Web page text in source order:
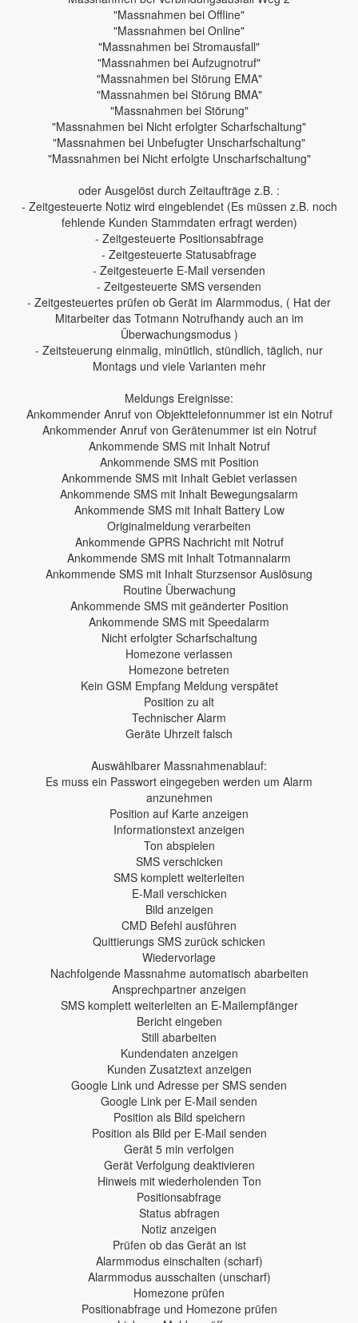
"Massnahmen bei Offline"
"Massnahmen bei Online"
"Massnahmen bei Stromausfall"
"Massnahmen bei Aufzugnotruf"
"Massnahmen bei Störung EMA"
"Massnahmen bei Störung BMA"
"Massnahmen bei Störung"
"Massnahmen bei Nicht erfolgter Scharfschaltung"
"Massnahmen bei Unbefugter Unscharfschaltung"
"Massnahmen bei Nicht erfolgte Unscharfschaltung"
oder Ausgelöst durch Zeitaufträge z.B. :
- Zeitgesteuerte Notiz wird eingeblendet (Es müssen z.B. noch
fehlende Kunden Stammdaten erfragt werden)
- Zeitgesteuerte Positionsabfrage
- Zeitgesteuerte Statusabfrage
- Zeitgesteuerte E-Mail versenden
- Zeitgesteuerte SMS versenden
- Zeitgesteuertes prüfen ob Gerät im Alarmmodus, ( Hat der
Mitarbeiter das Totmann Notrufhandy auch an im
Überwachungsmodus )
- Zeitsteuerung einmalig, minütlich, stündlich, täglich, nur
Montags und viele Varianten mehr
Meldungs Ereignisse:
Ankommender Anruf von Objekttelefonnummer ist ein Notruf
Ankommender Anruf von Gerätenummer ist ein Notruf
Ankommende SMS mit Inhalt Notruf
Ankommende SMS mit Position
Ankommende SMS mit Inhalt Gebiet verlassen
Ankommende SMS mit Inhalt Bewegungsalarm
Ankommende SMS mit Inhalt Battery Low
Originalmeldung verarbeiten
Ankommende GPRS Nachricht mit Notruf
Ankommende SMS mit Inhalt Totmannalarm
Ankommende SMS mit Inhalt Sturzsensor Auslösung
Routine Überwachung
Ankommende SMS mit geänderter Position
Ankommende SMS mit Speedalarm
Nicht erfolgter Scharfschaltung
Homezone verlassen
Homezone betreten
Kein GSM Empfang Meldung verspätet
Position zu alt
Technischer Alarm
Geräte Uhrzeit falsch
Auswählbarer Massnahmenablauf:
Es muss ein Passwort eingegeben werden um Alarm
anzunehmen
Position auf Karte anzeigen
Informationstext anzeigen
Ton abspielen
SMS verschicken
SMS komplett weiterleiten
E-Mail verschicken
Bild anzeigen
CMD Befehl ausführen
Quittierungs SMS zurück schicken
Wiedervorlage
Nachfolgende Massnahme automatisch abarbeiten
Ansprechpartner anzeigen
SMS komplett weiterleiten an E-Mailempfänger
Bericht eingeben
Still abarbeiten
Kundendaten anzeigen
Kunden Zusatztext anzeigen
Google Link und Adresse per SMS senden
Google Link per E-Mail senden
Position als Bild speichern
Position als Bild per E-Mail senden
Gerät 5 min verfolgen
Gerät Verfolgung deaktivieren
Hinweis mit wiederholenden Ton
Positionsabfrage
Status abfragen
Notiz anzeigen
Prüfen ob das Gerät an ist
Alarmmodus einschalten (scharf)
Alarmmodus ausschalten (unscharf)
Homezone prüfen
Positionabfrage und Homezone prüfen